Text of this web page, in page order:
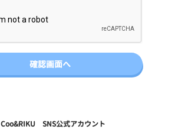
Coo&RIKU SNS公式アカウント